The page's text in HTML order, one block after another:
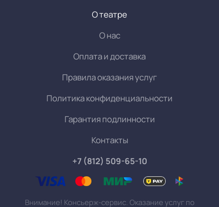
О театре
О нас
Оплата и доставка
Правила оказания услуг
Политика конфиденциальности
Гарантия подлинности
Контакты
+7 (812) 509-65-10
Внимание! Консьерж-сервис. Оказание услуг по